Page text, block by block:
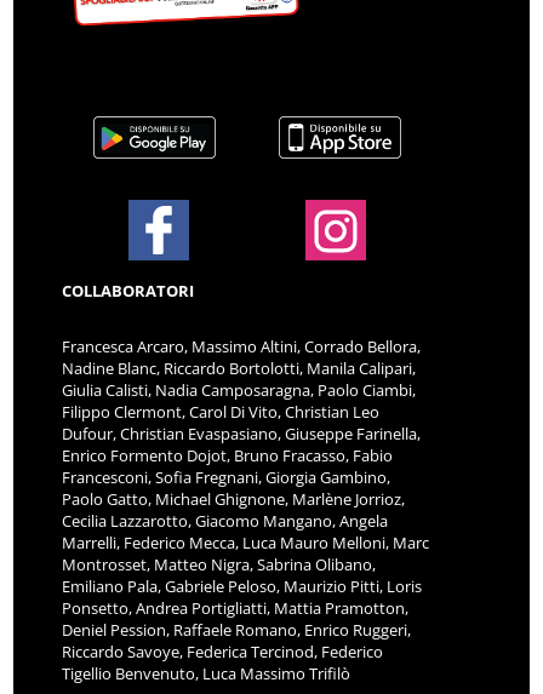
COLLABORATORI
Francesca Arcaro, Massimo Altini, Corrado Bellora,
Nadine Blanc, Riccardo Bortolotti, Manila Calipari,
Giulia Calisti, Nadia Camposaragna, Paolo Ciambi,
Filippo Clermont, Carol Di Vito, Christian Leo
Dufour, Christian Evaspasiano, Giuseppe Farinella,
Enrico Formento Dojot, Bruno Fracasso, Fabio
Francesconi, Sofia Fregnani, Giorgia Gambino,
Paolo Gatto, Michael Ghignone, Marlène Jorrioz,
Cecilia Lazzarotto, Giacomo Mangano, Angela
Marrelli, Federico Mecca, Luca Mauro Melloni, Marc
Montrosset, Matteo Nigra, Sabrina Olibano,
Emiliano Pala, Gabriele Peloso, Maurizio Pitti, Loris
Ponsetto, Andrea Portigliatti, Mattia Pramotton,
Deniel Pession, Raffaele Romano, Enrico Ruggeri,
Riccardo Savoye, Federica Tercinod, Federico
Tigellio Benvenuto, Luca Massimo Trifilò